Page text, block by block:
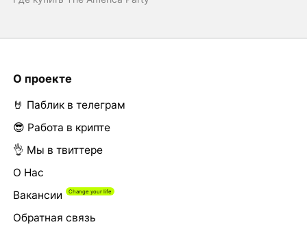
О проекте
🤘 Паблик в телеграм
😎 Работа в крипте
👌 Мы в твиттере
О Нас
Вакансии
Обратная связь